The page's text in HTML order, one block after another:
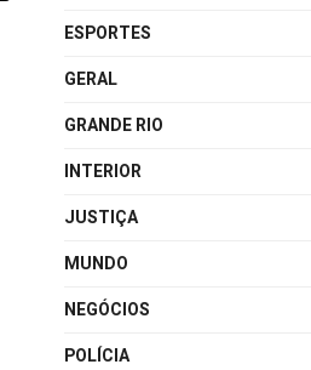
ESPORTES
GERAL
GRANDE RIO
INTERIOR
JUSTIÇA
MUNDO
NEGÓCIOS
POLÍCIA